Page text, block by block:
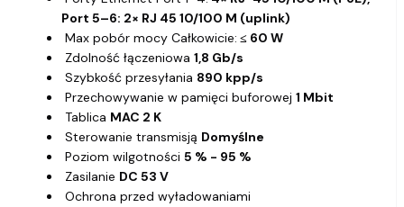
Port 5–6: 2× RJ 45 10/100 M (uplink)
Max pobór mocy Całkowicie: ≤ 60 W
Zdolność łączeniowa 1,8 Gb/s
Szybkość przesyłania 890 kpp/s
Przechowywanie w pamięci buforowej 1 Mbit
Tablica MAC 2 K
Sterowanie transmisją Domyślne
Poziom wilgotności 5 % - 95 %
Zasilanie DC 53 V
Ochrona przed wyładowaniami